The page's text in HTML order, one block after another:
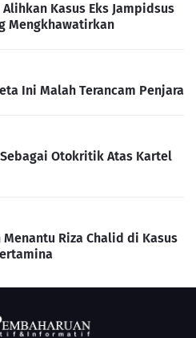
Kasus Eks Jampidsus
Mengkhawatirkan
Ini Malah Terancam Penjara
Otokritik Atas Kartel
Riza Chalid di Kasus